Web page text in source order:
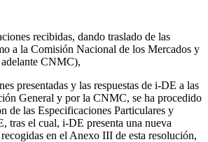
recibidas, dando traslado de las
a la Comisión Nacional de los Mercados y
CNMC),
presentadas y las respuestas de i-DE a las
General y por la CNMC, se ha procedido
de las Especificaciones Particulares y
tras el cual, i-DE presenta una nueva
en el Anexo III de esta resolución,